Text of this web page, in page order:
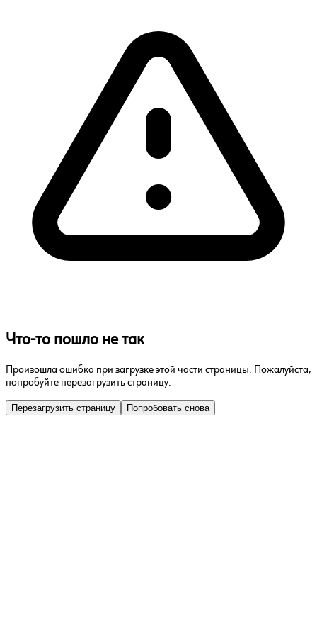
Что-то пошло не так
Произошла ошибка при загрузке этой части страницы. Пожалуйста,
попробуйте перезагрузить страницу.
Перезагрузить страницу Попробовать снова